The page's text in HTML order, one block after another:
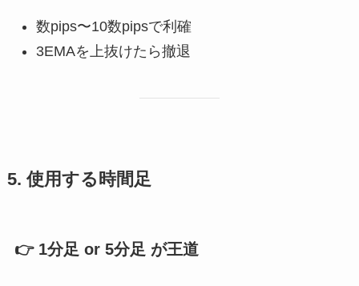
数pips〜10数pipsで利確
3EMAを上抜けたら撤退
5. 使用する時間足
👉 1分足 or 5分足 が王道